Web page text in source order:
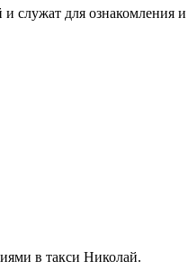
для ознакомления
в такси Николай.